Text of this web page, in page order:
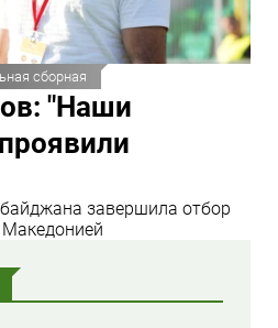
сборная
"Наши
завершила отбор